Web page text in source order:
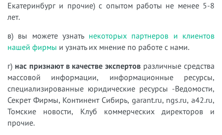
Екатеринбург и прочие) с опытом работы не менее 5-8
лет.
в) вы можете узнать некоторых партнеров и клиентов
нашей фирмы и узнать их мнение по работе с нами.
г) нас признают в качестве экспертов различные средства
массовой информации, информационные ресурсы,
специализированные юридические ресурсы -Ведомости,
Секрет Фирмы, Континент Сибирь, garant.ru, ngs.ru, a42.ru,
Томские новости, Клуб коммерческих директоров и
прочие.